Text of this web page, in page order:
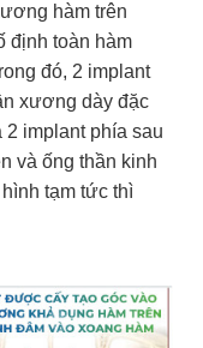
hàm trên
định toàn hàm
đó, 2 implant
xương dày đặc
implant phía sau
và ống thần kinh
tạm tức thì